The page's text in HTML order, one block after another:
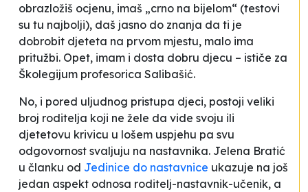
obrazložiš ocjenu, imaš „crno na bijelom“ (testovi
su tu najbolji), daš jasno do znanja da ti je
dobrobit djeteta na prvom mjestu, malo ima
pritužbi. Opet, imam i dosta dobru djecu – ističe za
Školegijum profesorica Salibašić.
No, i pored uljudnog pristupa djeci, postoji veliki
broj roditelja koji ne žele da vide svoju ili
djetetovu krivicu u lošem uspjehu pa svu
odgovornost svaljuju na nastavnika. Jelena Bratić
u članku od Jedinice do nastavnice ukazuje na još
jedan aspekt odnosa roditelj-nastavnik-učenik, a